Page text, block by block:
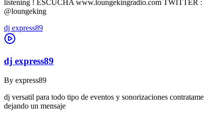
listening ! ESCÚCHA www.loungekingradio.com TWITTER :
@loungeking
dj express89
dj express89
By express89
dj versatil para todo tipo de eventos y sonorizaciones contratame
dejando un mensaje